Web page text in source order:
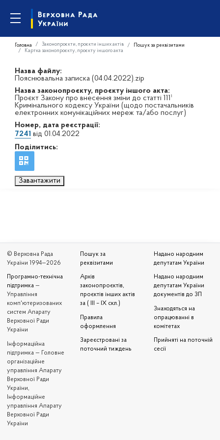
Головна Законопроєкти, проєкти інших актів
Пошук за реквізитами
Картка законопроєкту, проєкту іншого акта
Назва файлу:
Пояснювальна записка (04.04.2022).zip
Назва законопроєкту, проєкту іншого акта:
Проєкт Закону про внесення зміни до статті 111¹
Кримінального кодексу України (щодо постачальників
електронних комунікаційних мереж та/або послуг)
Номер, дата реєстрації:
7241 від 01.04.2022
Поділитись:
Завантажити
© Верховна Рада
України 1994—2026
Програмно-технічна
підтримка —
Управління
комп'ютеризованих
систем Апарату
Верховної Ради
України
Iнформаційна
підтримка — Головне
організаційне
управління Апарату
Верховної Ради
України,
Інформаційне
управління Апарату
Верховної Ради
України
Пошук за
реквізитами
Архів
законопроєктів,
проєктів інших актів
за ( III – IX скл.)
Правила
оформлення
Зареєстровані за
поточний тиждень
Надано народним
депутатам України
Надано народним
депутатам України
документів до ЗП
Знаходяться на
опрацюванні в
комітетах
Прийняті на поточній
сесії